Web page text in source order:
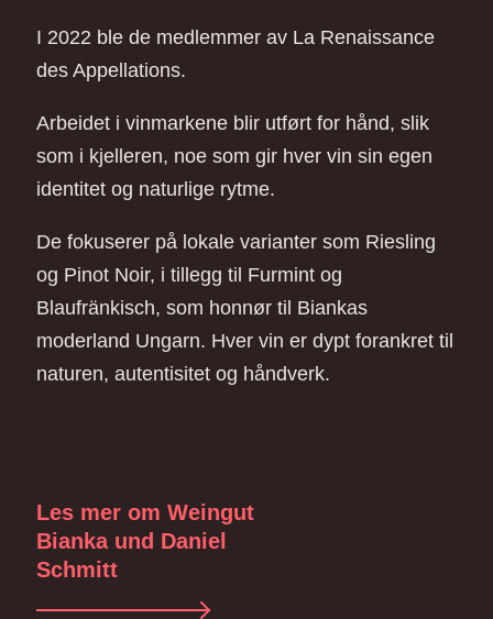
I 2022 ble de medlemmer av La Renaissance
des Appellations.
Arbeidet i vinmarkene blir utført for hånd, slik
som i kjelleren, noe som gir hver vin sin egen
identitet og naturlige rytme.
De fokuserer på lokale varianter som Riesling
og Pinot Noir, i tillegg til Furmint og
Blaufränkisch, som honnør til Biankas
moderland Ungarn. Hver vin er dypt forankret til
naturen, autentisitet og håndverk.
Les mer om Weingut
Bianka und Daniel
Schmitt